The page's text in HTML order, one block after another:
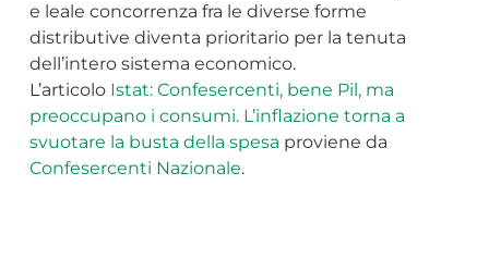
e leale concorrenza fra le diverse forme
distributive diventa prioritario per la tenuta
dell’intero sistema economico.
L’articolo Istat: Confesercenti, bene Pil, ma
preoccupano i consumi. L’inflazione torna a
svuotare la busta della spesa proviene da
Confesercenti Nazionale.